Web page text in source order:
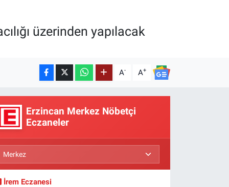
üzerinden yapılacak
A- A+
Erzincan Merkez Nöbetçi
Eczaneler
İrem Eczanesi